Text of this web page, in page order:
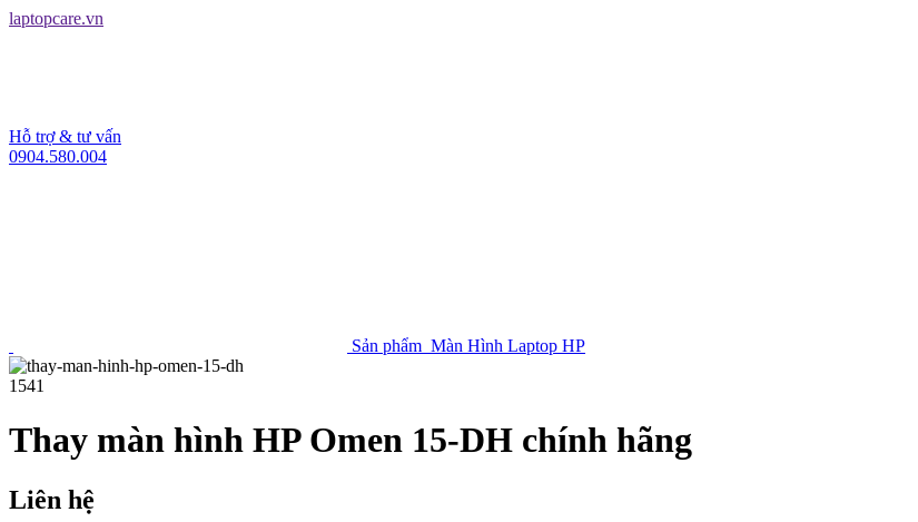
laptopcare.vn
Hỗ trợ & tư vấn
0904.580.004
Sản phẩm Màn Hình Laptop HP
1541
Thay màn hình HP Omen 15-DH chính hãng
Liên hệ